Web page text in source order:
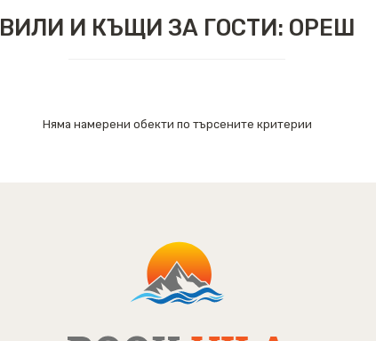
ВИЛИ И КЪЩИ ЗА ГОСТИ: ОРЕШ
Няма намерени обекти по търсените критерии